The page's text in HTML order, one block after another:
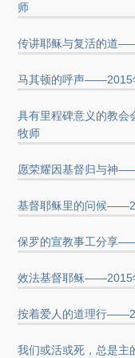
师
传讲耶稣与复活的道
马其顿的呼声——2015
具有里程碑意义的教
牧师
愿荣耀因基督归与神
基督耶稣里的问候
保罗的宣教事工分享
效法基督耶稣——2015
按着爱人的道理行
我们或活或死，总是